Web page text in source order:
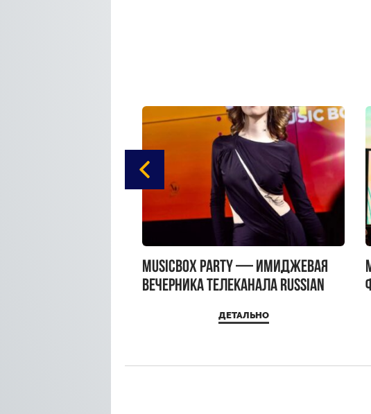
MUSICBOX PARTY — имиджевая
вечерника телеканала RUSSIAN
ДЕТАЛЬНО